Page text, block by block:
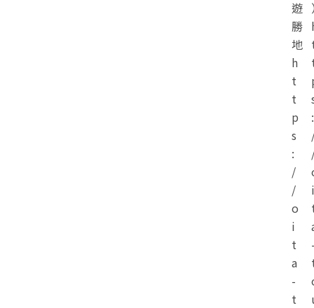
遊
勝
地
h
t
t
p
s
:
/
/
o
i
t
a
-
t
:
i